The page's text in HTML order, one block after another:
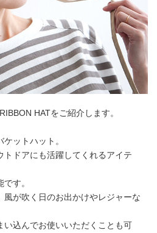
HATをご紹介します。
ットハット。
トドアにも活躍してくれるアイテ
す。
風が吹く日のお出かけやレジャーな
い込んでお使いいただくことも可